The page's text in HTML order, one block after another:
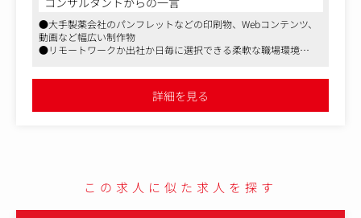
【主な内容】
・基本資材の制作（総合製品情報概要、インタビューフォ
ーム、適正使用ガイドなど）
ebコンテンツ、動画など）の企画・制作
・患者向け疾患啓発資材（小冊子、webコンテンツ、動画
●大手製薬会社のパンフレットなどの印刷物、Webコンテンツ、
動画など幅広い制作物
●リモートワークか出社か日毎に選択できる柔軟な職場環境
詳細を見る
この求人に似た求人を探す